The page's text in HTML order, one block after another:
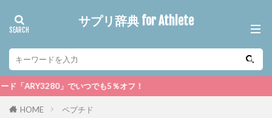
サプリ辞典 for Athlete
」でいつでも5％オフ！
HOME ペプチド